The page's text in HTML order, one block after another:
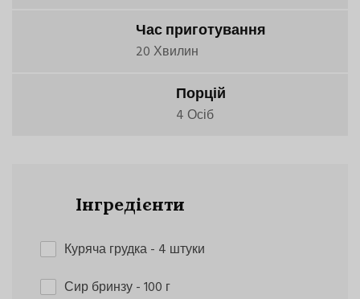
Час приготування
20 Хвилин
Порцій
4 Осіб
Інгредієнти
Куряча грудка- 4 штуки
Сир бринзу- 100 г